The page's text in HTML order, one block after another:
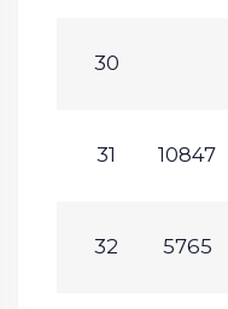
30
31 10847
32 5765